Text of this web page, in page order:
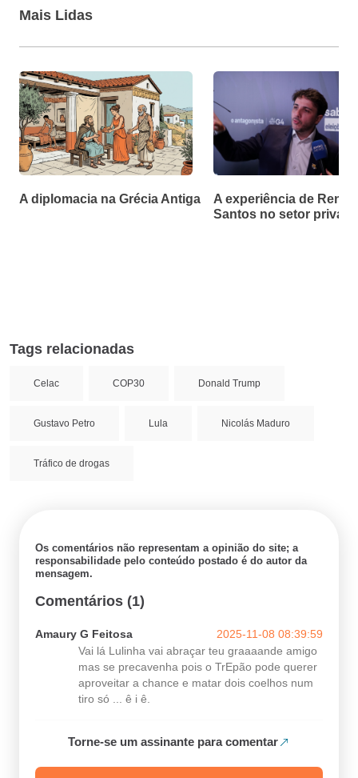
Mais Lidas
A diplomacia na Grécia Antiga
A experiência de Renan
Santos no setor
Tags relacionadas
Celac COP30 Donald Trump
Gustavo Petro Lula Nicolás Maduro
Tráfico de drogas
Os comentários não representam a opinião do site; a
responsabilidade pelo conteúdo postado é do autor da
mensagem.
Comentários (1)
Amaury G Feitosa
2025-11-08 08:39:59
Vai lá Lulinha vai abraçar teu graaaande amigo
mas se precavenha pois o TrEpão pode querer
aproveitar a chance e matar dois coelhos num
tiro só ... ê i ê.
Torne-se um assinante para comentar